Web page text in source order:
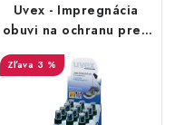
Uvex - Impregnácia
obuvi na ochranu pred
premočením a
škvrnami 100 ml
9698/1
3 %